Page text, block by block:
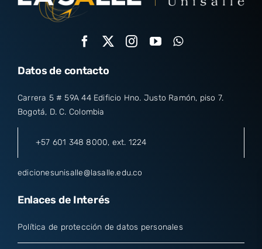
Datos de contacto
Carrera 5 # 59A 44 Edificio Hno. Justo Ramón, piso 7.
Bogotá, D. C. Colombia
+57 601 348 8000, ext. 1224
edicionesunisalle@lasalle.edu.co
Enlaces de Interés
Política de protección de datos personales